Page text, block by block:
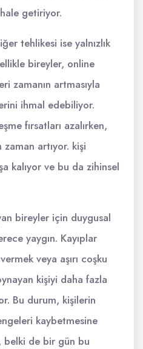
getiriyor.
tehlikesi ise yalnızlık
bireyler, online
zamanın artmasıyla
ihmal edebiliyor.
fırsatları azalırken,
artıyor. kişi
kalıyor ve bu da zihinsel
bireyler için duygusal
yaygın. Kayıplar
veya aşırı coşku
kişiyi daha fazla
Bu durum, kişilerin
kaybetmesine
belki de bir gün bu